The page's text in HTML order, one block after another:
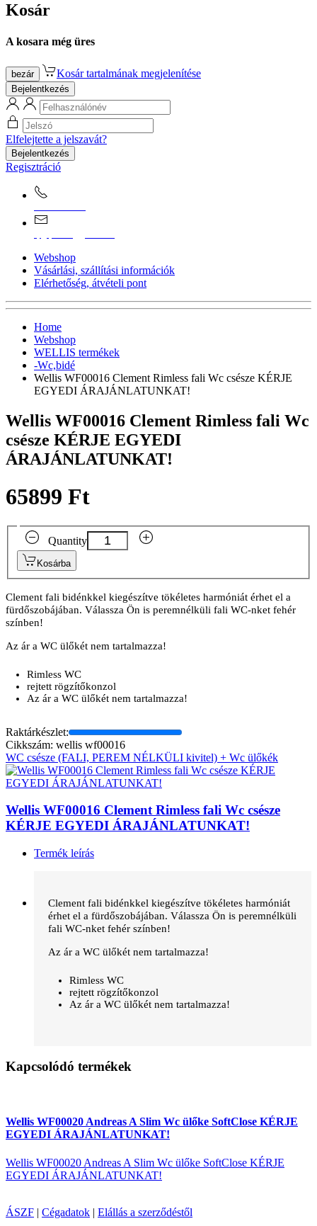
Kosár
A kosara még üres
bezár Kosár tartalmának megjelenítése
Bejelentkezés
Elfelejtette a jelszavát?
Bejelentkezés
Regisztráció
Webshop
Vásárlási, szállítási információk
Elérhetőség, átvételi pont
Home
Webshop
WELLIS termékek
-Wc,bidé
Wellis WF00016 Clement Rimless fali Wc csésze KÉRJE
EGYEDI ÁRAJÁNLATUNKAT!
Wellis WF00016 Clement Rimless fali Wc
csésze KÉRJE EGYEDI
ÁRAJÁNLATUNKAT!
65899 Ft
Quantity
Kosárba
Clement fali bidénkkel kiegészítve tökéletes harmóniát érhet el a
fürdőszobájában. Válassza Ön is peremnélküli fali WC-nket fehér
színben!
Az ár a WC ülőkét nem tartalmazza!
Rimless WC
rejtett rögzítőkonzol
Az ár a WC ülőkét nem tartalmazza!
Raktárkészlet:
Cikkszám: wellis wf00016
WC csésze (FALI, PEREM NÉLKÜLI kivitel) + Wc ülőkék
Wellis WF00016 Clement Rimless fali Wc csésze
KÉRJE EGYEDI ÁRAJÁNLATUNKAT!
Termék leírás
Clement fali bidénkkel kiegészítve tökéletes harmóniát
érhet el a fürdőszobájában. Válassza Ön is peremnélküli
fali WC-nket fehér színben!
Az ár a WC ülőkét nem tartalmazza!
Rimless WC
rejtett rögzítőkonzol
Az ár a WC ülőkét nem tartalmazza!
Kapcsolódó termékek
Wellis WF00020 Andreas A Slim Wc ülőke SoftClose KÉRJE
EGYEDI ÁRAJÁNLATUNKAT!
Wellis WF00020 Andreas A Slim Wc ülőke SoftClose KÉRJE
EGYEDI ÁRAJÁNLATUNKAT!
ÁSZF | Cégadatok | Elállás a szerződéstől